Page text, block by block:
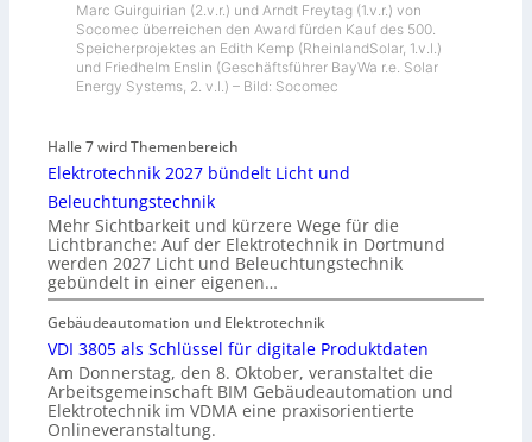
Marc Guirguirian (2.v.r.) und Arndt Freytag (1.v.r.) von
Socomec überreichen den Award fürden Kauf des 500.
Speicherprojektes an Edith Kemp (RheinlandSolar, 1.v.l.)
und Friedhelm Enslin (Geschäftsführer BayWa r.e. Solar
Energy Systems, 2. v.l.) – Bild: Socomec
Halle 7 wird Themenbereich
Elektrotechnik 2027 bündelt Licht und
Beleuchtungstechnik
Mehr Sichtbarkeit und kürzere Wege für die
Lichtbranche: Auf der Elektrotechnik in Dortmund
werden 2027 Licht und Beleuchtungstechnik
gebündelt in einer eigenen…
Gebäudeautomation und Elektrotechnik
VDI 3805 als Schlüssel für digitale Produktdaten
Am Donnerstag, den 8. Oktober, veranstaltet die
Arbeitsgemeinschaft BIM Gebäudeautomation und
Elektrotechnik im VDMA eine praxisorientierte
Onlineveranstaltung.